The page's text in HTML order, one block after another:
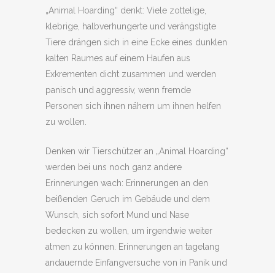
„Animal Hoarding“ denkt: Viele zottelige,
klebrige, halbverhungerte und verängstigte
Tiere drängen sich in eine Ecke eines dunklen
kalten Raumes auf einem Haufen aus
Exkrementen dicht zusammen und werden
panisch und aggressiv, wenn fremde
Personen sich ihnen nähern um ihnen helfen
zu wollen.
Denken wir Tierschützer an „Animal Hoarding“
werden bei uns noch ganz andere
Erinnerungen wach: Erinnerungen an den
beißenden Geruch im Gebäude und dem
Wunsch, sich sofort Mund und Nase
bedecken zu wollen, um irgendwie weiter
atmen zu können. Erinnerungen an tagelang
andauernde Einfangversuche von in Panik und